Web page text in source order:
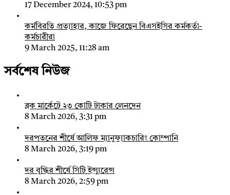
17 December 2024, 10:53 pm
কর্মবিরতি প্রত্যাহার, কাজে ফিরেছেন বিএসইসির কর্মকর্তা-
কর্মচারীরা
9 March 2025, 11:28 am
সর্বশেষ নিউজ
ব্লক মার্কেটে ২৩ কোটি টাকার লেনদেন
8 March 2026, 3:31 pm
দরপতনের শীর্ষে আলিফ ম্যানুফ্যাকচারিং কোম্পানি
8 March 2026, 3:19 pm
দর বৃদ্ধির শীর্ষে সিটি ইন্স্যুরেন্স
8 March 2026, 2:59 pm